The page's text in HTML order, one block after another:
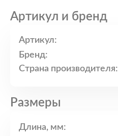
Артикул и бренд
Артикул:
Бренд:
Страна производителя:
Размеры
Длина, мм: